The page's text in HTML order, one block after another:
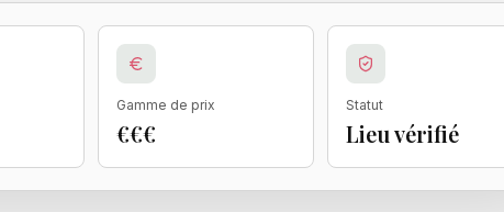
Gamme de prix
€€€
Statut
Lieu vérifié